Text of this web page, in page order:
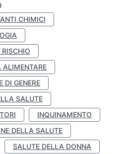
CHIMICI
ALIMENTARE
DI GENERE
SALUTE
INQUINAMENTO
DELLA SALUTE
SALUTE DELLA DONNA